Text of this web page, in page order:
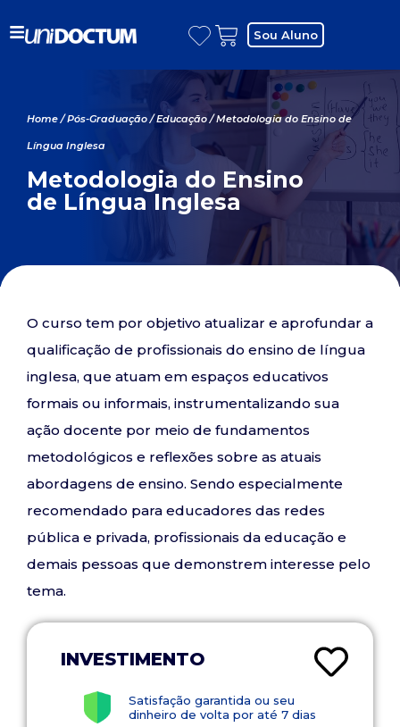
Sou Aluno
Home/Pós-Graduação/Educação/ Metodologia do Ensino de
Língua Inglesa
Metodologia do Ensino
de Língua Inglesa
O curso tem por objetivo atualizar e aprofundar a
qualificação de profissionais do ensino de língua
inglesa, que atuam em espaços educativos
formais ou informais, instrumentalizando sua
ação docente por meio de fundamentos
metodológicos e reflexões sobre as atuais
abordagens de ensino. Sendo especialmente
recomendado para educadores das redes
pública e privada, profissionais da educação e
demais pessoas que demonstrem interesse pelo
tema.
INVESTIMENTO
Satisfação garantida ou seu
dinheiro de volta por até 7 dias